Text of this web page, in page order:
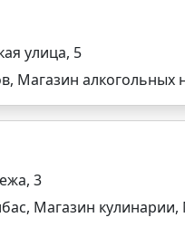
улица, 5
Магазин
3
Магазин